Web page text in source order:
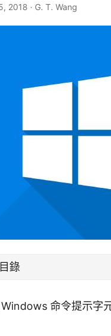
2018 · G. T. Wang
目錄
命令提示字